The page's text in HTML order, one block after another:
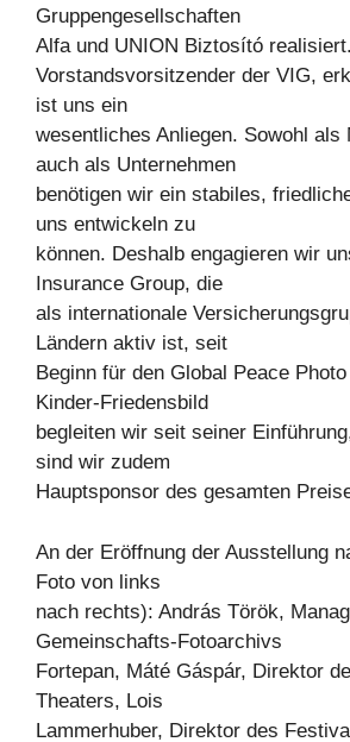
Gruppengesellschaften
Alfa und UNION Biztosító
Vorstandsvorsitzender der VIG,
ist uns ein
wesentliches Anliegen. Sowohl als
auch als Unternehmen
benötigen wir ein stabiles,
uns entwickeln zu
können. Deshalb engagieren wir
Insurance Group, die
als internationale
Ländern aktiv ist, seit
Beginn für den Global Peace
Kinder-Friedensbild
begleiten wir seit seiner
sind wir zudem
Hauptsponsor des gesamten
An der Eröffnung der Ausstellung
Foto von links
nach rechts): András Török,
Gemeinschafts-Fotoarchivs
Fortepan, Máté Gáspár, Direktor
Theaters, Lois
Lammerhuber, Direktor des